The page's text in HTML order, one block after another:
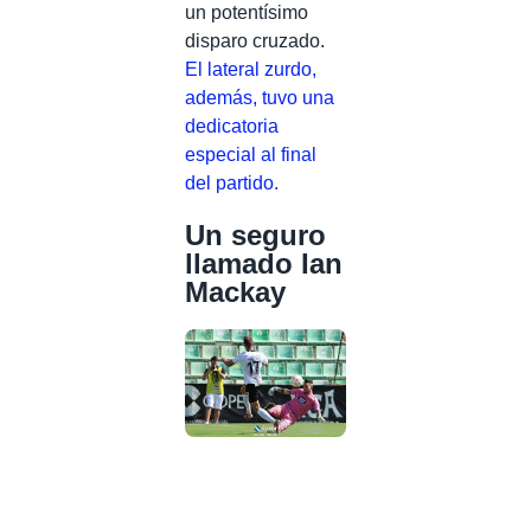
un potentísimo
disparo cruzado.
El lateral zurdo,
además, tuvo una
dedicatoria
especial al final
del partido.
Un seguro
llamado Ian
Mackay